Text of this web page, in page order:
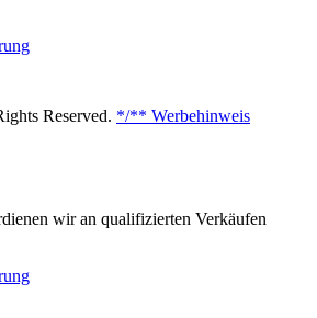
Reserved. */** Werbehinweis
wir an qualifizierten Verkäufen